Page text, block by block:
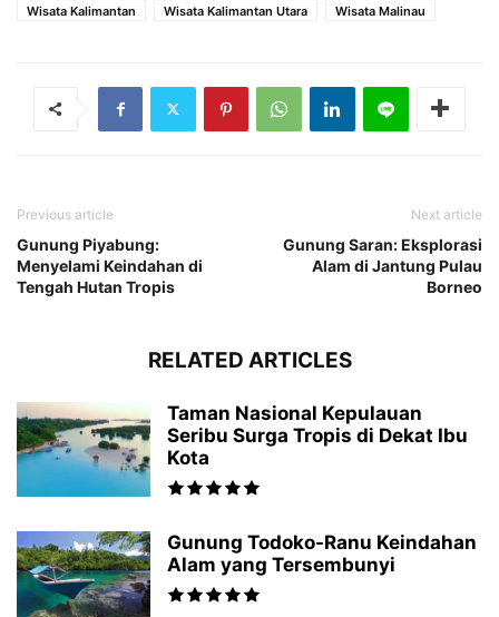
Wisata Kalimantan
Wisata Kalimantan Utara Wisata Malinau
Previous article
Gunung Piyabung:
Menyelami Keindahan di
Tengah Hutan Tropis
Next article
Gunung Saran: Eksplorasi
Alam di Jantung Pulau
Borneo
RELATED ARTICLES
Taman Nasional Kepulauan
Seribu Surga Tropis di Dekat Ibu
Kota
Gunung Todoko-Ranu Keindahan
Alam yang Tersembunyi